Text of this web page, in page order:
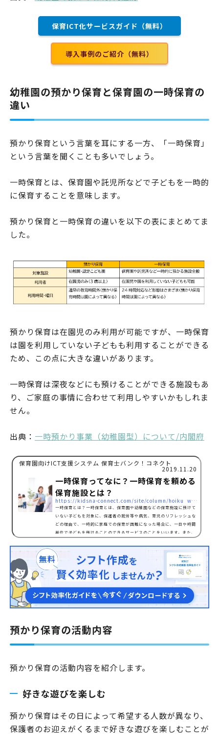
保育ICT化サービスガイド（無料）
導入事例のご紹介（無料）
幼稚園の預かり保育と保育園の一時保育の
違い
預かり保育という言葉を耳にする一方、「一時保育」
という言葉を聞くことも多いでしょう。
一時保育とは、保育園や託児所などで子どもを一時的
に保育することを意味します。
預かり保育と一時保育の違いを以下の表にまとめてま
した。
預かり保育は在園児のみ利用が可能ですが、一時保育
は園を利用していない子どもも利用することができる
ため、この点に大きな違いがあります。
一時保育は深夜などにも預けることができる施設もあ
り、ご家庭の事情に合わせて利用しやすいかもしれま
せん。
出典： 一時預かり事業（幼稚園型）について/内閣府
保育園向けICT支援システム 保育士バンク！コネクト
2019.11.20
一時保育ってなに？一時保育を頼める
保育施設とは？
https://kidsna-connect.com/site/column/hoiku_workstyle/1460
一時保育とは？一時保育とは、保育園や幼稚園などの保育施設に預けて
いない子どもを対象に、保護者の就労等や病気、育児のリフレッシュな
どの理由で、一時的に家庭での保育が困難になった場合に、一日や時間
単位で子どもを預けることのできるサービスのことをいいます。また、
ると、預かり保育は、施設形態問わず実施されている一時保育に比べ
て、幼稚園または認定こども園などで実施されており、…
預かり保育の活動内容
預かり保育の活動内容を紹介します。
好きな遊びを楽しむ
預かり保育はその日によって希望する人数が異なり、
保護者のお迎えがくるまで好きな遊びを楽しむことが